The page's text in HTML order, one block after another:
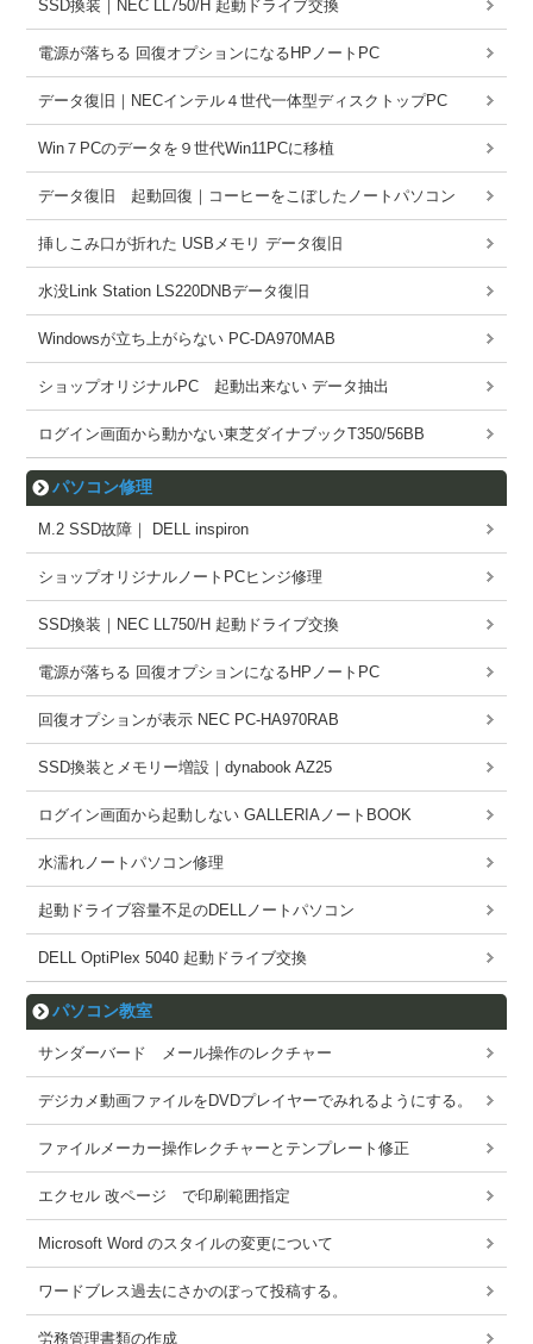
SSD換装｜NEC LL750/H 起動ドライブ交換
電源が落ちる 回復オプションになるHPノートPC
データ復旧｜NECインテル４世代一体型ディスクトップPC
Win７PCのデータを９世代Win11PCに移植
データ復旧 起動回復｜コーヒーをこぼしたノートパソコン
挿しこみ口が折れた USBメモリ データ復旧
水没Link Station LS220DNBデータ復旧
Windowsが立ち上がらない PC-DA970MAB
ショップオリジナルPC 起動出来ない データ抽出
ログイン画面から動かない東芝ダイナブックT350/56BB
パソコン修理
M.2 SSD故障｜ DELL inspiron
ショップオリジナルノートPCヒンジ修理
SSD換装｜NEC LL750/H 起動ドライブ交換
電源が落ちる 回復オプションになるHPノートPC
回復オプションが表示 NEC PC-HA970RAB
SSD換装とメモリー増設｜dynabook AZ25
ログイン画面から起動しない GALLERIAノートBOOK
水濡れノートパソコン修理
起動ドライブ容量不足のDELLノートパソコン
DELL OptiPlex 5040 起動ドライブ交換
パソコン教室
サンダーバード メール操作のレクチャー
デジカメ動画ファイルをDVDプレイヤーでみれるようにする。
ファイルメーカー操作レクチャーとテンプレート修正
エクセル 改ページ で印刷範囲指定
Microsoft Word のスタイルの変更について
ワードブレス過去にさかのぼって投稿する。
労務管理書類の作成